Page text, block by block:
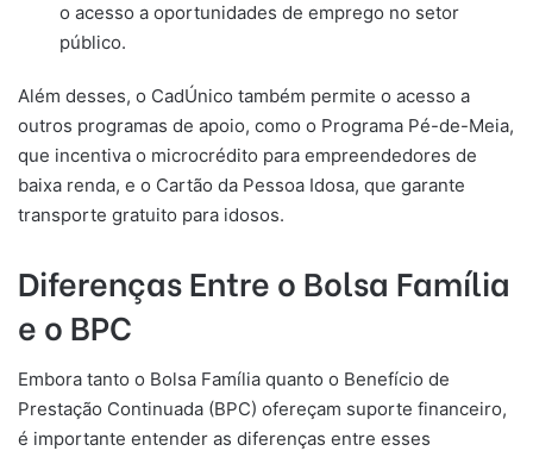
o acesso a oportunidades de emprego no setor
público.
Além desses, o CadÚnico também permite o acesso a
outros programas de apoio, como o Programa Pé-de-Meia,
que incentiva o microcrédito para empreendedores de
baixa renda, e o Cartão da Pessoa Idosa, que garante
transporte gratuito para idosos.
Diferenças Entre o Bolsa Família
e o BPC
Embora tanto o Bolsa Família quanto o Benefício de
Prestação Continuada (BPC) ofereçam suporte financeiro,
é importante entender as diferenças entre esses